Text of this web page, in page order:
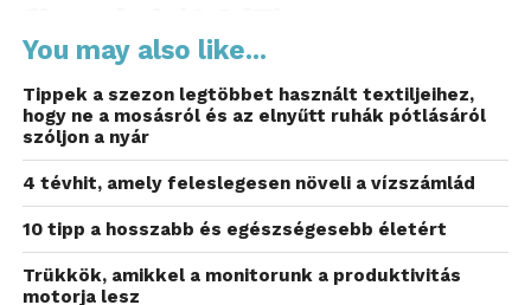
Ez a tudatosság manapaság különösen fontos
volna, hiszen a magyar lakosság több mint 40
százaléka már 50 év feletti. Az, hogy miként
gondoskodunk testi-lelki egészségünkről
ötvenesként, alapvetően határozza meg,
milyen minőségű időskor vár ránk.
Magyarországon az öngondoskodás fogalmát
gyakran a pénzügyekhez és a nyugdíjaskorhoz
You may also like...
Tippek a szezon legtöbbet használt textiljeihez,
hogy ne a mosásról és az elnyűtt ruhák pótlásáról
szóljon a nyár
4 tévhit, amely feleslegesen növeli a vízszámlád
10 tipp a hosszabb és egészségesebb életért
Trükkök, amikkel a monitorunk a produktivitás
motorja lesz